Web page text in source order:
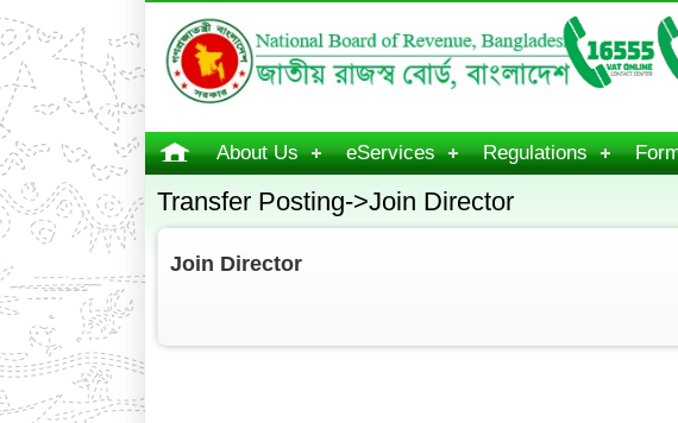
About Us eServices Regulations
Transfer Posting->Join Director
Join Director